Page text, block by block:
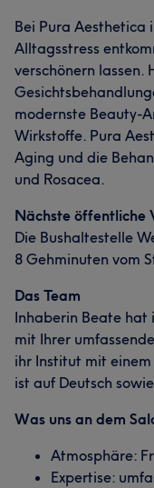
Bei Pura Aesthetica
Alltagsstress
verschönern
modernste Beauty-
Wirkstoffe. Pura
Aging und die
und Rosacea.
Nächste öffentliche
Die Bushaltestelle
8 Gehminuten vom
Das Team
Inhaberin Beate hat
mit Ihrer
ihr Institut mit
ist auf Deutsch
Was uns an dem
Atmosphäre:
Expertise: